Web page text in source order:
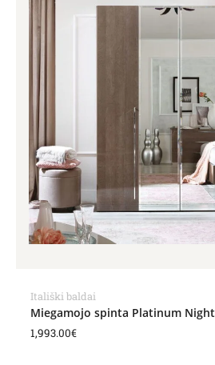
Itališki baldai
Miegamojo spinta Platinum Night
1,993.00€